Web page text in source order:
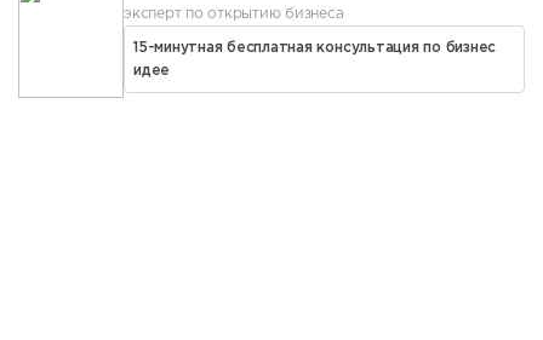
эксперт по открытию бизнеса
15-минутная бесплатная консультация по бизнес
идее